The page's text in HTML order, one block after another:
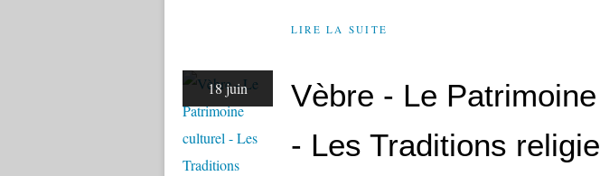
LIRE LA SUITE
18 juin
Vèbre - Le
- Les Traditions